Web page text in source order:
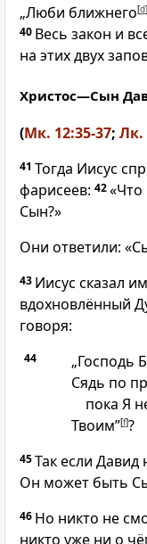
„Люби ближнего[d]
40 Весь закон и
на этих двух
Христос—Сын
(Мк. 12:35-37; Лк.
41 Тогда Иисус
фарисеев: 42«Что
Сын?»
Они ответили:
43 Иисус сказал
вдохновлённый
говоря:
44
„Господь
Сядь по
пока Я
Твоим”[f]?
45Так если Давид
Он может быть
46 Но никто не
никто уже ни о